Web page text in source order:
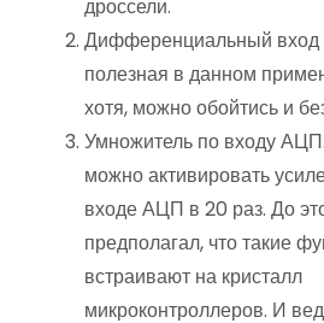
дроссели.
Дифференциальный
полезная в данном
хотя, можно обойтись и
Умножитель по входу
можно активировать
входе АЦП в 20 раз. До
предполагал, что такие
встраивают на кристалл
микроконтроллеров. И